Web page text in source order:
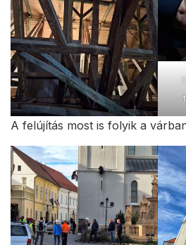
A felújítás most is folyik a